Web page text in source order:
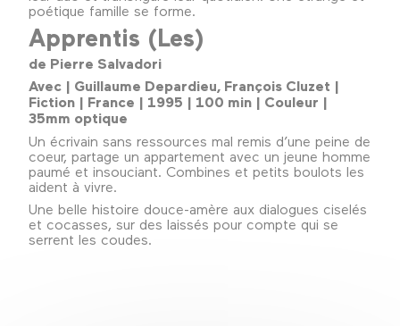
poétique famille se forme.
Apprentis (Les)
de Pierre Salvadori
Avec | Guillaume Depardieu, François Cluzet |
Fiction | France | 1995 | 100 min | Couleur |
35mm optique
Un écrivain sans ressources mal remis d’une peine de
coeur, partage un appartement avec un jeune homme
paumé et insouciant. Combines et petits boulots les
aident à vivre.
Une belle histoire douce-amère aux dialogues ciselés
et cocasses, sur des laissés pour compte qui se
serrent les coudes.